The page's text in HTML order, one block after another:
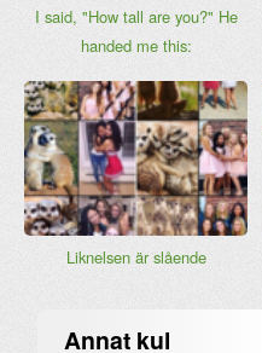
I said, "How tall are you?" He
handed me this:
Liknelsen är slående
Annat kul